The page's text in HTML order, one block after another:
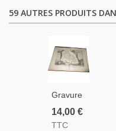
59 AUTRES PRODUITS
Gravure
Département
Du Pas-
14,00 €
TTC